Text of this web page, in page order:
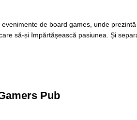
de board games, unde
să-și împărtășească pasiunea. Și
Pub